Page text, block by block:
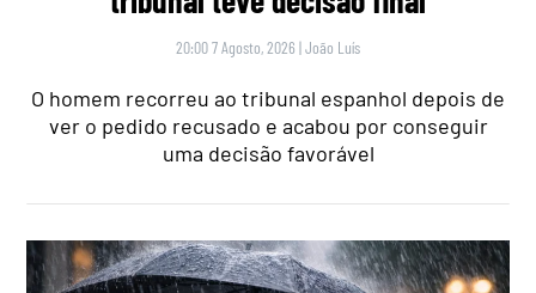
20:00 7 Agosto, 2026 |João Luís
O homem recorreu ao tribunal espanhol depois de
ver o pedido recusado e acabou por conseguir
uma decisão favorável